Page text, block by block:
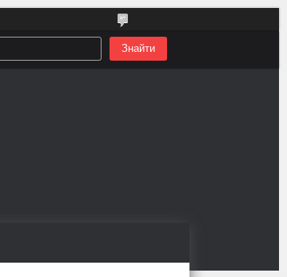
Знайти